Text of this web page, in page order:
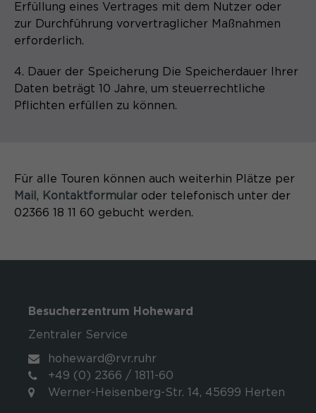
Erfüllung eines Vertrages mit dem Nutzer oder
zur Durchführung vorvertraglicher Maßnahmen
erforderlich.
4. Dauer der Speicherung Die Speicherdauer Ihrer
Daten beträgt 10 Jahre, um steuerrechtliche
Pflichten erfüllen zu können.
Für alle Touren können auch weiterhin Plätze per
Mail , Kontaktformular oder telefonisch unter der
02366 18 11 60 gebucht werden.
Besucherzentrum Hoheward
Zentraler Service
hoheward@rvr.ruhr
+49 (0) 2366 / 1811-60
Werner-Heisenberg-Str. 14, 45699 Herten